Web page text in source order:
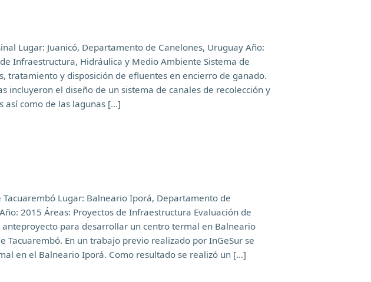
Lugar: Juanicó, Departamento de Canelones, Uruguay Año:
Infraestructura, Hidráulica y Medio Ambiente Sistema de
tratamiento y disposición de efluentes en encierro de ganado.
incluyeron el diseño de un sistema de canales de recolección y
así como de las lagunas […]
Lugar: Balneario Iporá, Departamento de
2015 Áreas: Proyectos de Infraestructura Evaluación de
para desarrollar un centro termal en Balneario
Tacuarembó. En un trabajo previo realizado por InGeSur se
en el Balneario Iporá. Como resultado se realizó un […]